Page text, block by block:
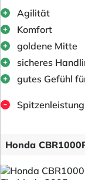
Agilität
Komfort
goldene Mitte
sicheres
gutes Gefühl
Spitzenleistung
Honda